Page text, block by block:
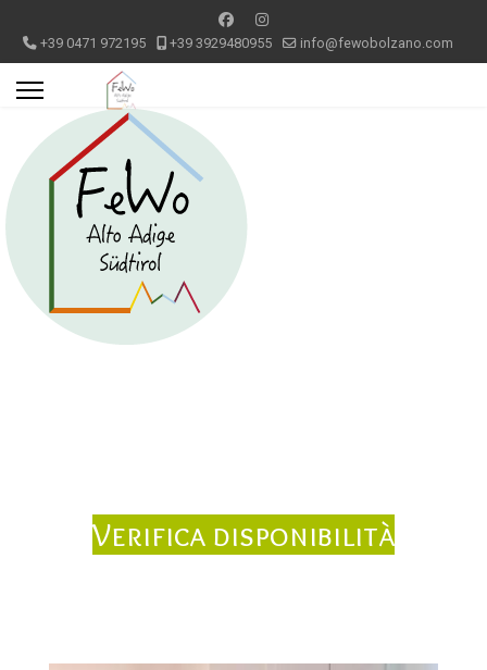
+39 0471 972195 +39 3929480955 info@fewobolzano.com
Verifica disponibilità